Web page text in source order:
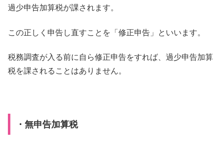
過少申告加算税が課されます。
この正しく申告し直すことを「修正申告」といいます。
税務調査が入る前に自ら修正申告をすれば、過少申告加算
税を課されることはありません。
・無申告加算税